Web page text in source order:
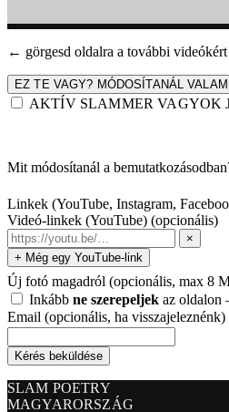
← görgesd oldalra a további
EZ TE VAGY? MÓDOSÍTANÁL
AKTÍV SLAMMER VAGYOK
Mit módosítanál a
Linkek (YouTube, Instagram,
Videó-linkek (YouTube) (opcionális)
×
+ Még egy YouTube-link
Új fotó magadról (opcionális, max 8
Inkább ne szerepeljek az oldalon
Email (opcionális, ha visszajeleznénk)
Kérés beküldése
SLAM POETRY
MAGYARORSZÁG